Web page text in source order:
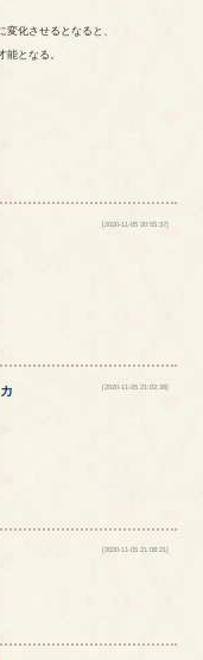
化させるとなると、
となる。
[2020-11-05 20:55:37]
[2020-11-05 21:02:36]
[2020-11-05 21:08:21]